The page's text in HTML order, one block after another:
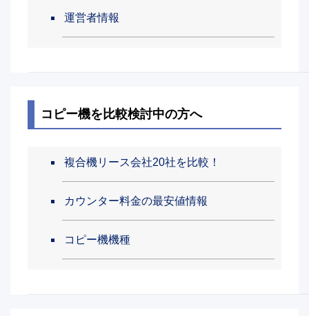
運営者情報
コピー機を比較検討中の方へ
複合機リース会社20社を比較！
カウンター料金の最安値情報
コピー機機種